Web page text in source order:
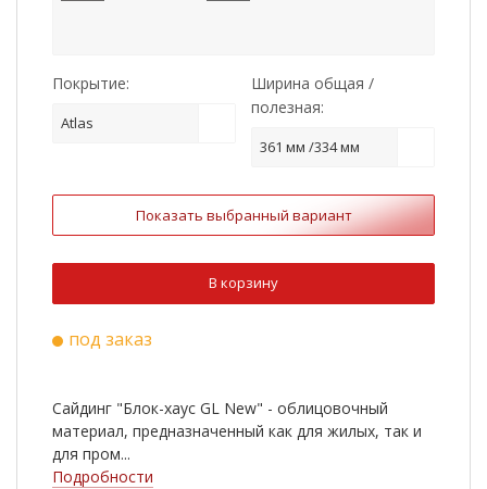
Покрытие:
Atlas
Ширина общая /
полезная:
361 мм /334 мм
Показать выбранный вариант
В корзину
под заказ
Сайдинг "Блок-хаус GL New" - облицовочный
материал, предназначенный как для жилых, так и
для пром...
Подробности